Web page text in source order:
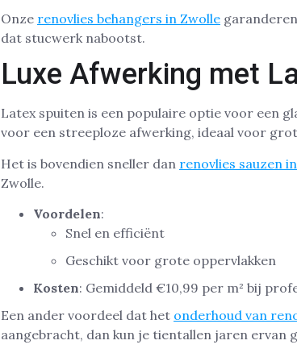
Onze renovlies behangers in Zwolle
dat stucwerk nabootst.
Luxe Afwerking met
Latex spuiten is een populaire optie voor een
voor een streeploze afwerking, ideaal voor
Het is bovendien sneller dan renovlies sauzen
Zwolle.
Voordelen:
Snel en efficiënt
Geschikt voor grote oppervlakken
Kosten: Gemiddeld €10,99 per m² bij
Een ander voordeel dat het onderhoud van
aangebracht, dan kun je tientallen jaren ervan